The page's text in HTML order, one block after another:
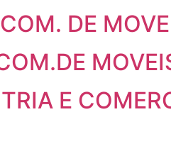
DE
E